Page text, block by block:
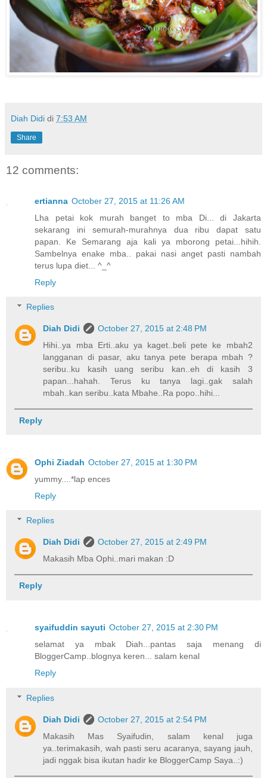
Diah Didi di 7:53 AM
Share
12 comments:
ertianna October 27, 2015 at 11:26 AM
Lha petai kok murah banget to mba Di... di Jakarta
sekarang ini semurah-murahnya dua ribu dapat satu
papan. Ke Semarang aja kali ya mborong petai...hihih.
Sambelnya enake mba.. pakai nasi anget pasti nambah
terus lupa diet... ^_^
Reply
Replies
Diah Didi
October 27, 2015 at 2:48 PM
Hihi..ya mba Erti..aku ya kaget..beli pete ke mbah2
langganan di pasar, aku tanya pete berapa mbah ?
seribu..ku kasih uang seribu kan..eh di kasih 3
papan...hahah. Terus ku tanya lagi..gak salah
mbah..kan seribu..kata Mbahe..Ra popo..hihi...
Reply
Ophi Ziadah October 27, 2015 at 1:30 PM
yummy....*lap ences
Reply
Replies
Diah Didi
October 27, 2015 at 2:49 PM
Makasih Mba Ophi..mari makan :D
Reply
syaifuddin sayuti October 27, 2015 at 2:30 PM
selamat ya mbak Diah...pantas saja menang di
BloggerCamp..blognya keren... salam kenal
Reply
Replies
Diah Didi
October 27, 2015 at 2:54 PM
Makasih Mas Syaifudin, salam kenal juga
ya..terimakasih, wah pasti seru acaranya, sayang jauh,
jadi nggak bisa ikutan hadir ke BloggerCamp Saya..:)